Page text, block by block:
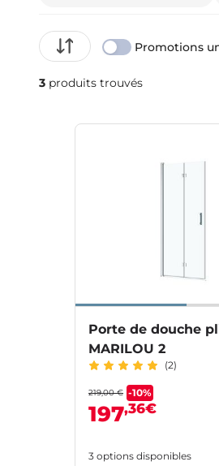
Promotions
3 produits trouvés
Porte de douche
MARILOU 2
(2)
219,00 € -10%
197,36€
3 options disponibles